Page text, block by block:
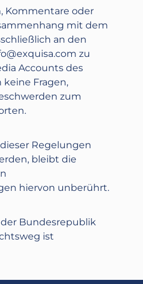
Kommentare oder
mit dem
an den
zu
Accounts des
keine Fragen,
zum
Regelungen
bleibt die
hiervon unberührt.
Bundesrepublik
ist